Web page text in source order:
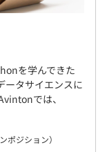
を学んできた
ータサイエンスに
では、
ポジション）